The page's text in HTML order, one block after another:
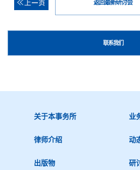
返回最新研讨会
联系我们
关于本事务所 业
律师介绍 动
出版物 研